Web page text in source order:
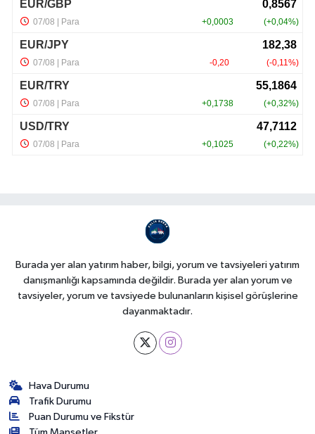
Burada yer alan yatırım haber, bilgi, yorum ve tavsiyeleri yatırım
danışmanlığı kapsamında değildir. Burada yer alan yorum ve
tavsiyeler, yorum ve tavsiyede bulunanların kişisel görüşlerine
dayanmaktadır.
Hava Durumu
Trafik Durumu
Puan Durumu ve Fikstür